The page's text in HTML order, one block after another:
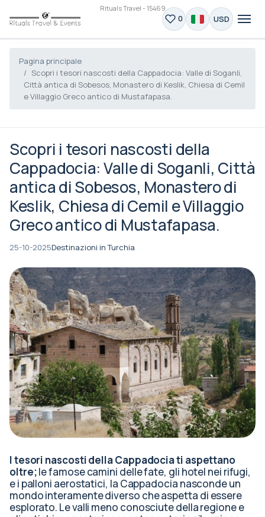
Rituals Travel - 15469
0 USD
Pagina principale
Scopri i tesori nascosti della Cappadocia: Valle di Soganli,
Città antica di Sobesos, Monastero di Keslik, Chiesa di Cemil
e Villaggio Greco antico di Mustafapasa.
Scopri i tesori nascosti della
Cappadocia: Valle di Soganli, Città
antica di Sobesos, Monastero di
Keslik, Chiesa di Cemil e Villaggio
Greco antico di Mustafapasa.
25-10-2025Destinazioni in Turchia
I tesori nascosti della Cappadocia ti aspettano
oltre;le famose camini delle fate, gli hotel nei rifugi,
e i palloni aerostatici, la Cappadocia nasconde un
mondo interamente diverso che aspetta di essere
esplorato. Le valli meno conosciute della regione e